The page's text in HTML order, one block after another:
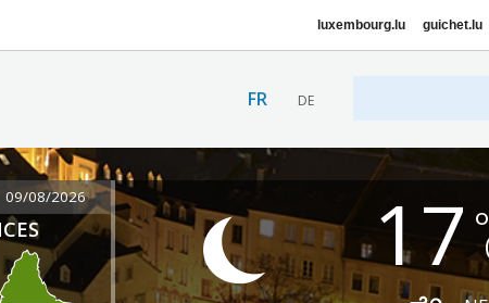
luxembourg.lu guichet.lu
FR DE
09/08/2026 17